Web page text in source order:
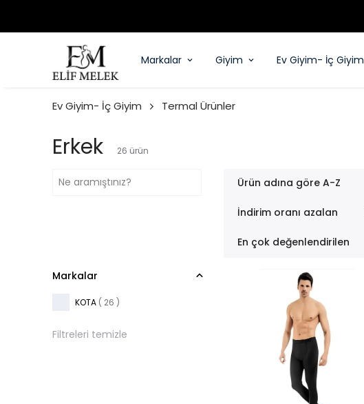
Markalar Giyim Ev Giyim- İç Giyim
Ev Giyim- İç Giyim Termal Ürünler
Erkek 26 ürün
Ürün adına göre A-Z
İndirim oranı azalan
En çok değenlendirilen
Markalar
KOTA ( 26 )
Filtreleri temizle